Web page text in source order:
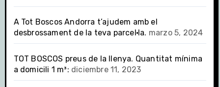
A Tot Boscos Andorra t’ajudem amb el
desbrossament de la teva parcel·la. marzo 5, 2024
TOT BOSCOS preus de la llenya. Quantitat mínima
a domicili 1 m³: diciembre 11, 2023